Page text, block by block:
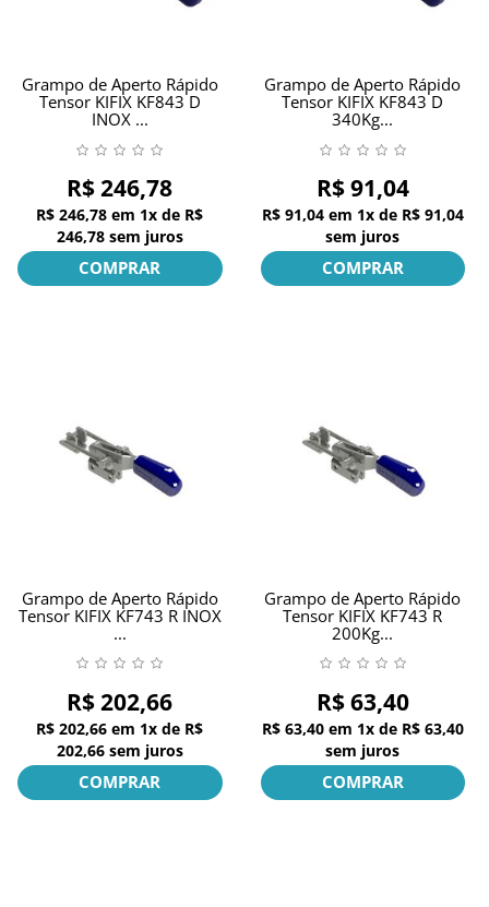
Grampo de Aperto Rápido
Tensor KIFIX KF843 D
INOX ...
R$ 246,78
R$ 246,78 em 1x de R$
246,78 sem juros
COMPRAR
Grampo de Aperto Rápido
Tensor KIFIX KF843 D
340Kg...
R$ 91,04
R$ 91,04 em 1x de R$ 91,04
sem juros
COMPRAR
Grampo de Aperto Rápido
Tensor KIFIX KF743 R INOX
...
R$ 202,66
R$ 202,66 em 1x de R$
202,66 sem juros
COMPRAR
Grampo de Aperto Rápido
Tensor KIFIX KF743 R
200Kg...
R$ 63,40
R$ 63,40 em 1x de R$ 63,40
sem juros
COMPRAR